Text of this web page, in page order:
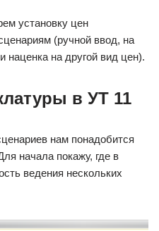
установку цен
(ручной ввод, на
наценка на другой вид цен).
в УТ 11
нам понадобится
начала покажу, где в
ведения нескольких